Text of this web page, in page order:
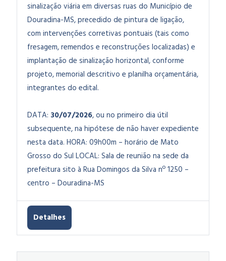
sinalização viária em diversas ruas do Município de
Douradina-MS, precedido de pintura de ligação,
com intervenções corretivas pontuais (tais como
fresagem, remendos e reconstruções localizadas) e
implantação de sinalização horizontal,conforme
projeto, memorial descritivo e planilha orçamentária,
integrantes do edital.
DATA: 30/07/2026, ou no primeiro dia útil
subsequente, na hipótese de não haver expediente
nesta data. HORA: 09h00m – horário de Mato
Grosso do Sul LOCAL: Sala de reunião na sede da
prefeitura sito à Rua Domingos da Silva nº 1250 –
centro – Douradina-MS
Detalhes